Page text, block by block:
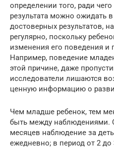
определении того, ради
результата можно ожидать
достоверных результатов,
регулярно, поскольку
изменения его поведения и
Например, поведение
этой причине, даже
исследователи лишаются
ценную информацию о
Чем младше ребенок, тем
быть между наблюдениями.
месяцев наблюдение за
ежедневно; в период от 2